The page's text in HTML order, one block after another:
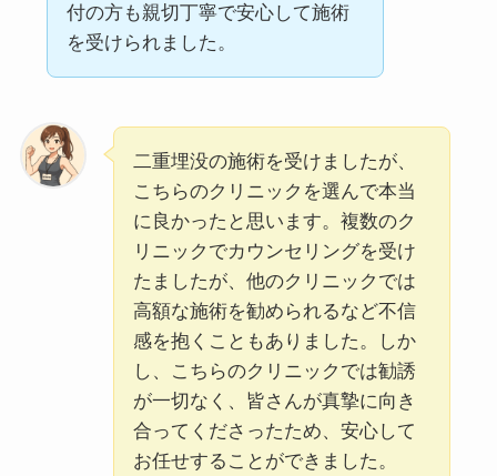
付の方も親切丁寧で安心して施術
を受けられました。
二重埋没の施術を受けましたが、
こちらのクリニックを選んで本当
に良かったと思います。複数のク
リニックでカウンセリングを受け
たましたが、他のクリニックでは
高額な施術を勧められるなど不信
感を抱くこともありました。しか
し、こちらのクリニックでは勧誘
が一切なく、皆さんが真摯に向き
合ってくださったため、安心して
お任せすることができました。